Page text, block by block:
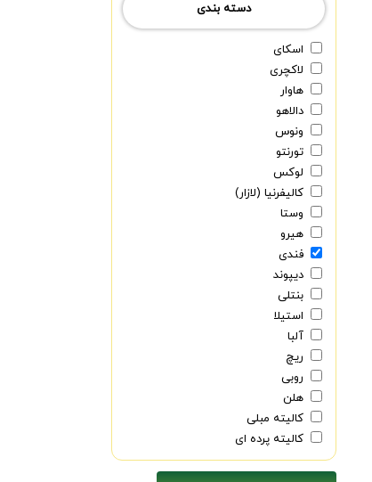
دسته بندی
اسکای
لاکچری
هاوار
دالاهو
ونوس
تورنتو
لوکس
کالیفرنیا (لازار)
وستا
هیرو
فندی
دیپوند
بنتلی
استیلا
آلبا
ریچ
روبی
هلن
کالیته مبلی
کالیته پرده ای